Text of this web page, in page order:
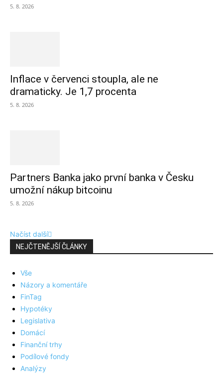
5. 8. 2026
Inflace v červenci stoupla, ale ne
dramaticky. Je 1,7 procenta
5. 8. 2026
Partners Banka jako první banka v Česku
umožní nákup bitcoinu
5. 8. 2026
Načíst další
NEJČTENĚJŠÍ ČLÁNKY
Vše
Názory a komentáře
FinTag
Hypotéky
Legislativa
Domácí
Finanční trhy
Podílové fondy
Analýzy